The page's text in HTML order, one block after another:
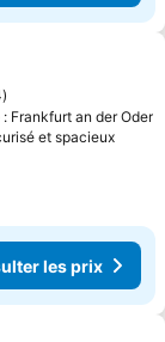
favoris
Frankfurt an der Oder
et spacieux
les prix